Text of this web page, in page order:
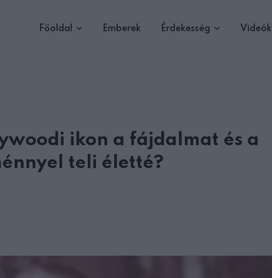
Főoldal Emberek Érdekesség Videók
ikon a fájdalmat és a
teli életté?